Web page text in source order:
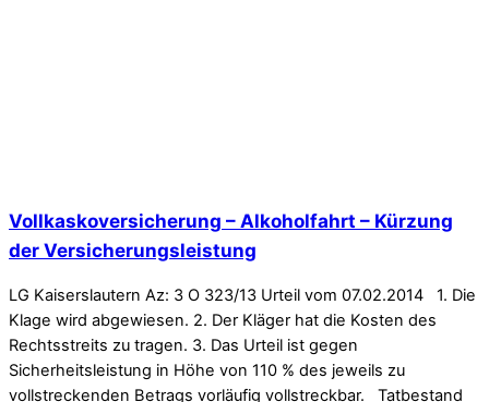
Vollkaskoversicherung – Alkoholfahrt – Kürzung
der Versicherungsleistung
LG Kaiserslautern Az: 3 O 323/13 Urteil vom 07.02.2014 1. Die
Klage wird abgewiesen. 2. Der Kläger hat die Kosten des
Rechtsstreits zu tragen. 3. Das Urteil ist gegen
Sicherheitsleistung in Höhe von 110 % des jeweils zu
vollstreckenden Betrags vorläufig vollstreckbar. Tatbestand